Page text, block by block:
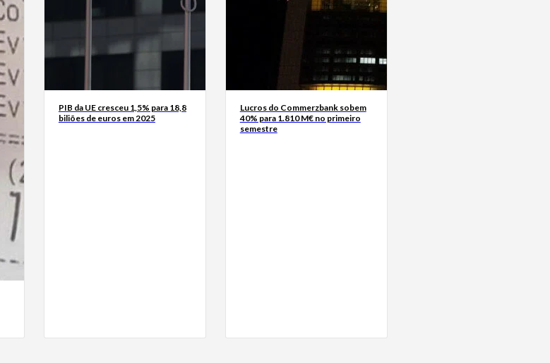
PIB da UE cresceu 1,5% para 18,8
biliões de euros em 2025
Lucros do Commerzbank sobem
40% para 1.810 M€ no primeiro
semestre